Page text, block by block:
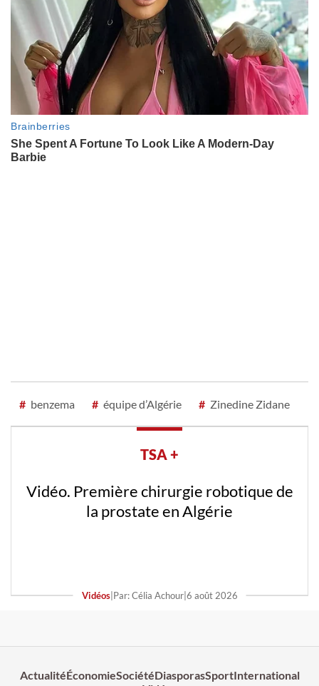
# benzema # équipe d’Algérie # Zinedine Zidane
TSA +
Vidéo. Première chirurgie robotique de
la prostate en Algérie
Vidéos| Par: Célia Achour| 6 août 2026
ActualitéÉconomieSociétéDiasporasSportInternational